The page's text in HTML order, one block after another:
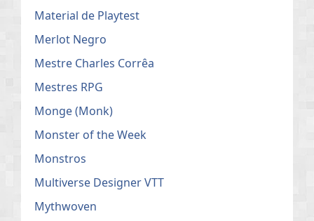
Material de Playtest
Merlot Negro
Mestre Charles Corrêa
Mestres RPG
Monge (Monk)
Monster of the Week
Monstros
Multiverse Designer VTT
Mythwoven